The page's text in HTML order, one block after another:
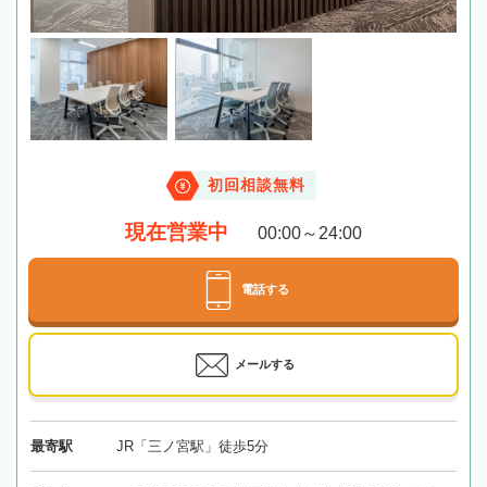
初回相談無料
現在営業中 00:00～24:00
電話する
メールする
最寄駅 JR「三ノ宮駅」徒歩5分